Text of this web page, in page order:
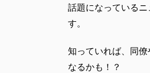
違いやキャリアメールも
ドコモが新料金「ahamo（アハ
が、それだけに気になる点、心配
なところがいくつかあるようです
続きを読む
話題になっている
す。
知っていれば、同
なるかも！？